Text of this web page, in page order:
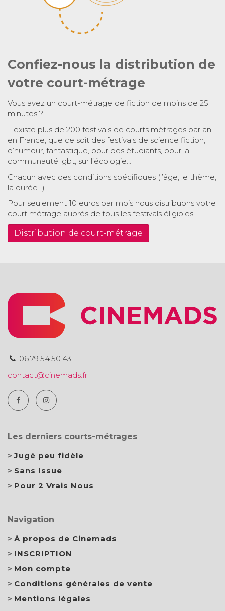
Confiez-nous la distribution de
votre court-métrage
Vous avez un court-métrage de fiction de moins de 25
minutes ?
Il existe plus de 200 festivals de courts métrages par an
en France, que ce soit des festivals de science fiction,
d’humour, fantastique, pour des étudiants, pour la
communauté lgbt, sur l’écologie…
Chacun avec des conditions spécifiques (l’âge, le thème,
la durée…)
Pour seulement 10 euros par mois nous distribuons votre
court métrage auprès de tous les festivals éligibles.
Distribution de court-métrage
06.79.54.50.43
contact@cinemads.fr
Les derniers courts-métrages
Jugé peu fidèle
Sans Issue
Pour 2 Vrais Nous
Navigation
À propos de Cinemads
INSCRIPTION
Mon compte
Conditions générales de vente
Mentions légales